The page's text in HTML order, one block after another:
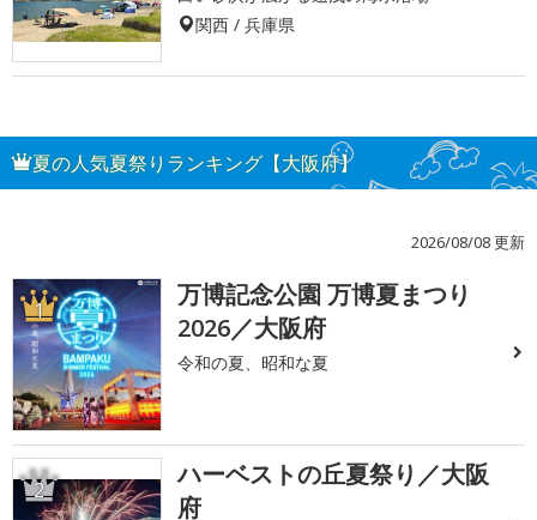
関西 / 兵庫県
夏の人気夏祭りランキング【大阪府】
2026/08/08 更新
1
万博記念公園 万博夏まつり
2026／大阪府
令和の夏、昭和な夏
2
ハーベストの丘夏祭り／大阪
府